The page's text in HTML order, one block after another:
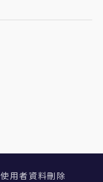
使用者資料刪除